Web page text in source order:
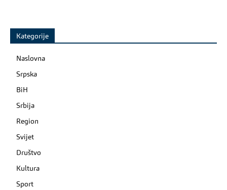
Kategorije
Naslovna
Srpska
BiH
Srbija
Region
Svijet
Društvo
Kultura
Sport